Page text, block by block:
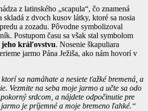
z latinského „scapula“, čo znamená
skladá z dvoch kusov látky, ktoré sa nosia
a zozadu. Pôvodne symbolizoval
Postupom času sa však stal symbolom
jeho kráľovstvu. Nosenie škapuliara
jarmo Pána Ježiša, ako nám hovorí v
ktorí sa namáhate a nesiete ťažké bremená, a
Vezmite na seba moje jarmo a učte sa odo
srdcom, a nájdete odpočinutie pre
je príjemné a moje bremeno ľahké.“